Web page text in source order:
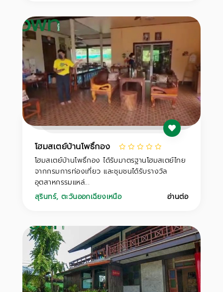
โฮมสเตย์บ้านโพธิ์กอง
โฮมสเตย์บ้านโพธิ์กอง ได้รับมาตรฐานโฮมสเตย์ไทย
จากกรมการท่องเที่ยว และชุมชนได้รับรางวัล
อุตสาหกรรมแหล่...
สุรินทร์, ตะวันออกเฉียงเหนือ อ่านต่อ